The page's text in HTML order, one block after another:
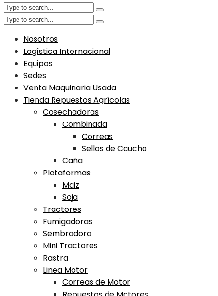
Nosotros
Logística Internacional
Equipos
Sedes
Venta Maquinaria Usada
Tienda Repuestos Agrícolas
Cosechadoras
Combinada
Correas
Sellos de Caucho
Caña
Plataformas
Maiz
Soja
Tractores
Fumigadoras
Sembradora
Mini Tractores
Rastra
Linea Motor
Correas de Motor